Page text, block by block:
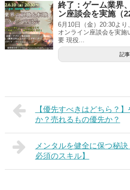
終了：ゲーム業界
ン座談会を実施（
6月10日（金）20:30よ
オンライン座談会を実
要 現役...
記
【優先すべきはどちら？
か？売れるもの優先か？
メンタルを健全に保つ秘
必須のスキル】